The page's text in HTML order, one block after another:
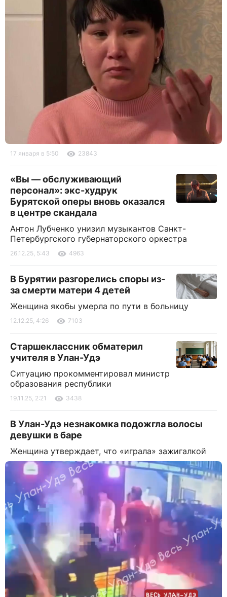
17 января в 5:50 23843
«Вы — обслуживающий
персонал»: экс-худрук
Бурятской оперы вновь оказался
в центре скандала
Антон Лубченко унизил музыкантов Санкт-
Петербургского губернаторского оркестра
26.12.25, 5:43 4963
В Бурятии разгорелись споры из-
за смерти матери 4 детей
Женщина якобы умерла по пути в больницу
12.12.25, 4:26 7103
Старшеклассник обматерил
учителя в Улан-Удэ
Ситуацию прокомментировал министр
образования республики
19.11.25, 2:21 3438
В Улан-Удэ незнакомка подожгла волосы
девушки в баре
Женщина утверждает, что «играла» зажигалкой